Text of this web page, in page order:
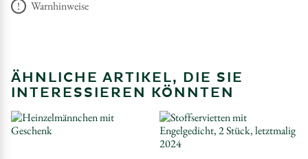
Warnhinweise
ÄHNLICHE ARTIKEL, DIE SIE
INTERESSIEREN KÖNNTEN